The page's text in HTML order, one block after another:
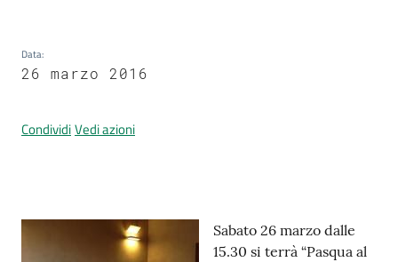
Prenotazione
r
t
Data:
26 marzo 2016
CondividiVedi azioni
Contenuto
Sabato 26 marzo dalle
15.30 si terrà “Pasqua al